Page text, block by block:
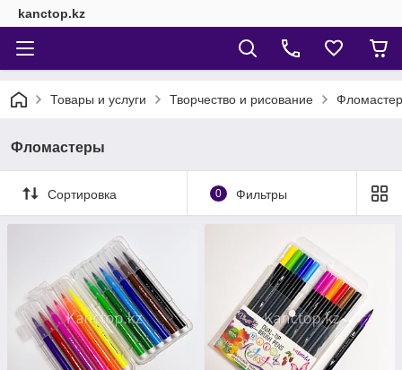
kanctop.kz
Товары и услуги Творчество и рисование
Фломастеры
Сортировка 0 Фильтры